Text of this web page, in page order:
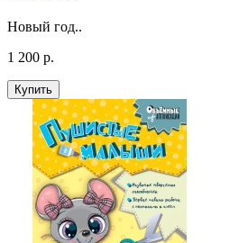
Новый год..
1 200 р.
Купить